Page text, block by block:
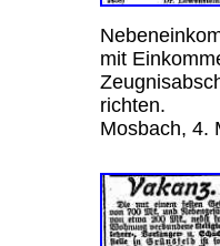
mit
richten.
Mosbach, 4.